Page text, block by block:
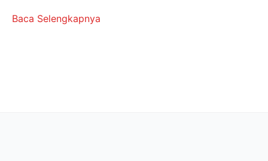
Baca Selengkapnya